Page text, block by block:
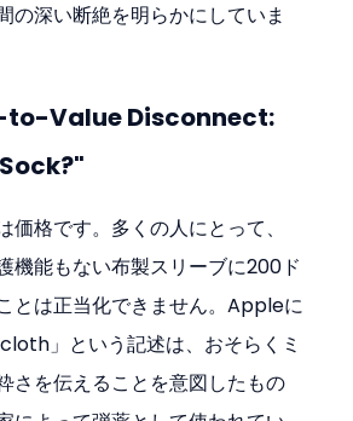
の深い断絶を明らかにしていま
to-Value Disconnect:
価格です。多くの人にとって、
機能もない布製スリーブに200ド
とは正当化できません。Appleに
」という記述は、おそらくミ
さを伝えることを意図したもの